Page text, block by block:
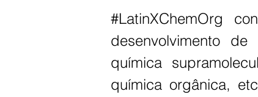
#LatinXChemOrg
desenvolvimento
química
química orgânica,